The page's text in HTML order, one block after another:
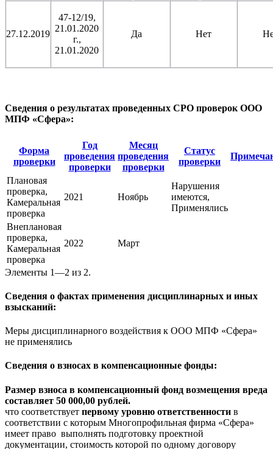
27.12.2019
47-12/19,
21.01.2020
г.,
21.01.2020
Да Нет
Сведения о результатах проведенных СРО проверок ООО
МПФ «Сфера»:
Форма
проверки
Год
проведения
проверки
Месяц
проведения
проверки
Статус
проверки
Плановая
проверка,
Камеральная
проверка
2021 Ноябрь
Нарушения
имеются,
Применялись
Внеплановая
проверка,
Камеральная
проверка
2022 Март
Элементы 1—2 из 2.
Сведения о фактах применения дисциплинарных и иных
взысканий:
Меры дисциплинарного воздействия к ООО МПФ «Сфера»
не применялись
Сведения о взносах в компенсационные фонды:
Размер взноса в компенсационный фонд возмещения вреда
составляет 50 000,00 рублей.
что соответствует первому уровню ответственности в
соответствии с которым Многопрофильная фирма «Сфера»
имеет право выполнять подготовку проектной
документации, стоимость которой по одному договору